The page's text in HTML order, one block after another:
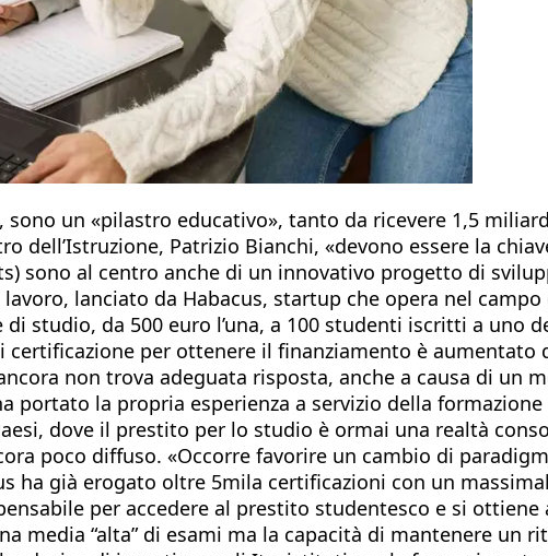
un «pilastro educativo», tanto da ricevere 1,5
dell’Istruzione, Patrizio Bianchi, «devono essere la
sono al centro anche di un innovativo progetto di
lanciato da Habacus, startup che opera nel
studio, da 500 euro l’una, a 100 studenti iscritti a
per ottenere il finanziamento è
non trova adeguata risposta, anche a causa di
portato la propria esperienza a servizio della
dove il prestito per lo studio è ormai una realtà
poco diffuso. «Occorre favorire un cambio di
ha già erogato oltre 5mila certificazioni con un
per accedere al prestito studentesco e si
media “alta” di esami ma la capacità di mantenere